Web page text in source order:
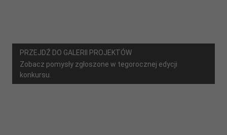
PRZEJDŹ DO GALERII PROJEKTÓW
Zobacz pomysły zgłoszone w tegorocznej edycji
konkursu.